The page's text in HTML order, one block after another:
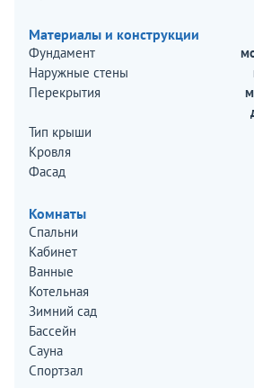
Материалы и конструкции
Фундамент
Наружные стены
Перекрытия
Тип крыши
Кровля
Фасад
Комнаты
Спальни
Кабинет
Ванные
Котельная
Зимний сад
Бассейн
Сауна
Спортзал